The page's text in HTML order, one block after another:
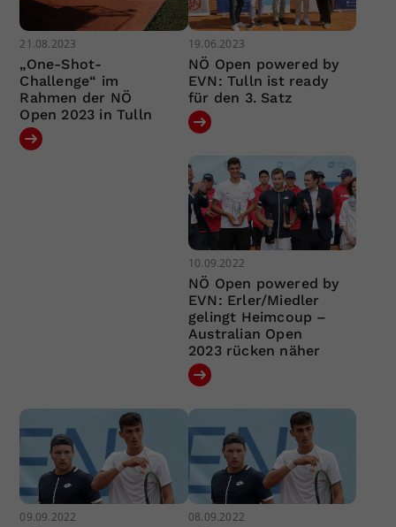
21.08.2023
„One-Shot-
Challenge“ im
Rahmen der NÖ
Open 2023 in Tulln
19.06.2023
NÖ Open powered by
EVN: Tulln ist ready
für den 3. Satz
10.09.2022
NÖ Open powered by
EVN: Erler/Miedler
gelingt Heimcoup –
Australian Open
2023 rücken näher
09.09.2022 08.09.2022